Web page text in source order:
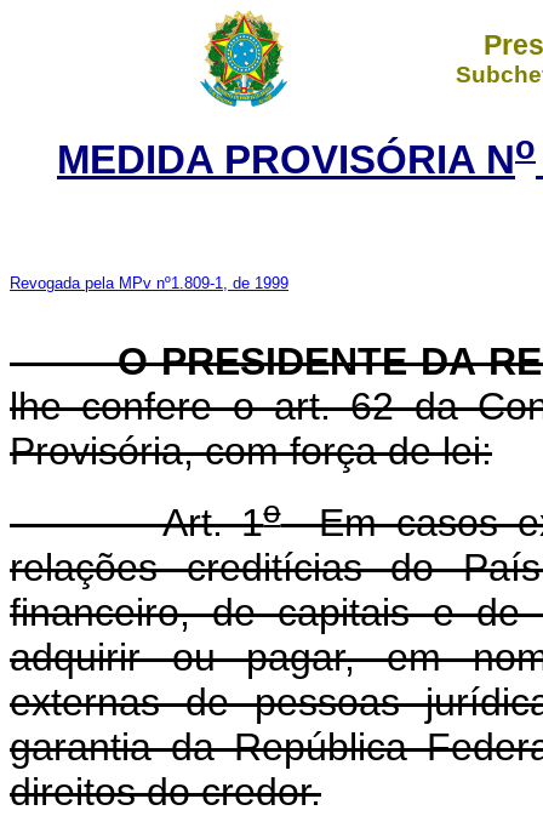
MEDIDA PROVISÓRIA No
Revogada pela MPv nº1.809-1, de 1999
O PRESIDENTE DA
lhe confere o art. 62 da
Provisória, com força de lei:
Art. 1oEm casos
relações creditícias do
financeiro, de capitais e
adquirir ou pagar, em
externas de pessoas
garantia da República
direitos do credor.